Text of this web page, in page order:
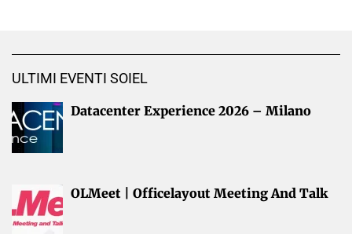
ULTIMI EVENTI SOIEL
Datacenter Experience 2026 – Milano
OLMeet | Officelayout Meeting And Talk